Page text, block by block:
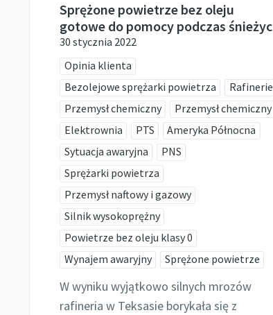
Sprężone powietrze bez oleju
gotowe do pomocy podczas śnieżyc
30 stycznia 2022
Opinia klienta
Bezolejowe sprężarki powietrza
Rafinerie
Przemysł chemiczny
Przemysł chemiczny
Elektrownia
PTS
Ameryka Północna
Sytuacja awaryjna
PNS
Sprężarki powietrza
Przemysł naftowy i gazowy
Silnik wysokoprężny
Powietrze bez oleju klasy 0
Wynajem awaryjny
Sprężone powietrze
W wyniku wyjątkowo silnych mrozów
rafineria w Teksasie borykała się z